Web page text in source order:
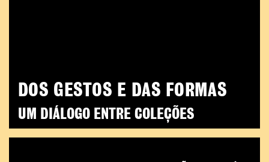
DOS GESTOS E DAS FORMAS
UM DIÁLOGO ENTRE COLEÇÕES